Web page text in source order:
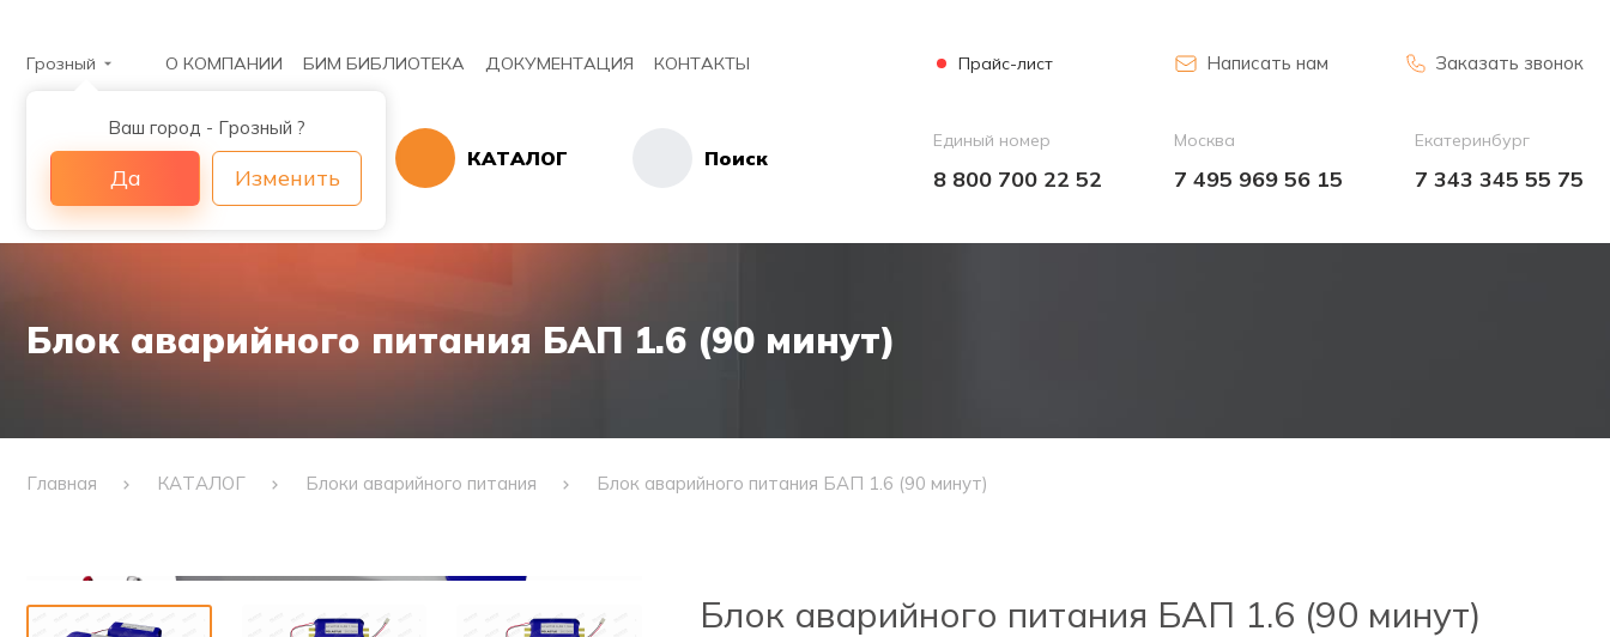
Грозный
Ваш город - Грозный ?
Да Изменить
О КОМПАНИИ БИМ БИБЛИОТЕКА ДОКУМЕНТАЦИЯ КОНТАКТЫ Прайс-лист Написать нам Заказать звонок
КАТАЛОГ Поиск
Единый номер
8 800 700 22 52
Москва
7 495 969 56 15
Екатеринбург
7 343 345 55 75
Блок аварийного питания БАП 1.6 (90 минут)
Главная КАТАЛОГ Блоки аварийного питания Блок аварийного питания БАП 1.6 (90 минут)
Блок аварийного питания БАП 1.6 (90 минут)